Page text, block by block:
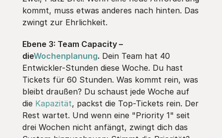
kommt, muss etwas anderes nach hinten. Das
zwingt zur Ehrlichkeit.
Ebene 3: Team Capacity –
dieWochenplanung. Dein Team hat 40
Entwickler-Stunden diese Woche. Du hast
Tickets für 60 Stunden. Was kommt rein, was
bleibt draußen? Du schaust jede Woche auf
die Kapazität, packst die Top-Tickets rein. Der
Rest wartet. Und wenn eine "Priority 1" seit
drei Wochen nicht anfängt, zwingt dich das